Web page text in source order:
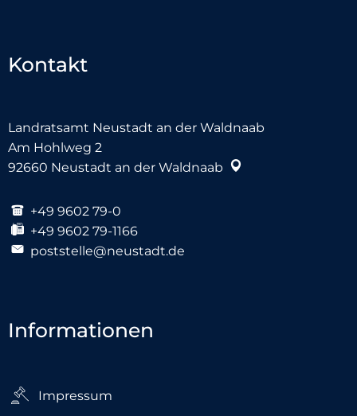
Kontakt
Landratsamt Neustadt an der Waldnaab
Am Hohlweg 2
92660 Neustadt an der Waldnaab
+49 9602 79-0
+49 9602 79-1166
poststelle@neustadt.de
Informationen
Impressum